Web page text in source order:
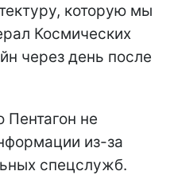
которую мы
Космических
через день после
Пентагон не
из-за
спецслужб.